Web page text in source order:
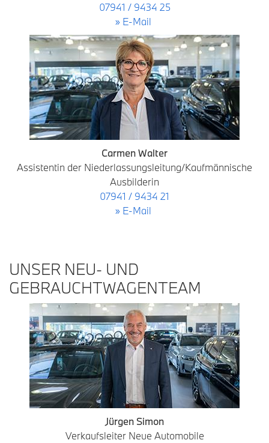
07941 / 9434 25
» E-Mail
Carmen Walter
Assistentin der Niederlassungsleitung/Kaufmännische
Ausbilderin
07941 / 9434 21
» E-Mail
UNSER NEU- UND
GEBRAUCHTWAGENTEAM
Jürgen Simon
Verkaufsleiter Neue Automobile